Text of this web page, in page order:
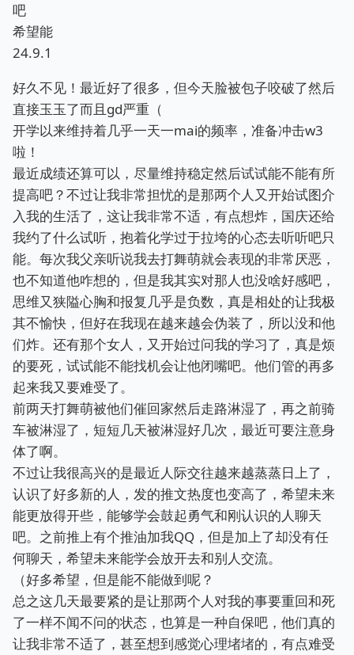
吧
希望能
24.9.1
好久不见！最近好了很多，但今天脸被包子咬破了然后
直接玉玉了而且gd严重（
开学以来维持着几乎一天一mai的频率，准备冲击w3
啦！
最近成绩还算可以，尽量维持稳定然后试试能不能有所
提高吧？不过让我非常担忧的是那两个人又开始试图介
入我的生活了，这让我非常不适，有点想炸，国庆还给
我约了什么试听，抱着化学过于拉垮的心态去听听吧只
能。每次我父亲听说我去打舞萌就会表现的非常厌恶，
也不知道他咋想的，但是我其实对那人也没啥好感吧，
思维又狭隘心胸和报复几乎是负数，真是相处的让我极
其不愉快，但好在我现在越来越会伪装了，所以没和他
们炸。还有那个女人，又开始过问我的学习了，真是烦
的要死，试试能不能找机会让他闭嘴吧。他们管的再多
起来我又要难受了。
前两天打舞萌被他们催回家然后走路淋湿了，再之前骑
车被淋湿了，短短几天被淋湿好几次，最近可要注意身
体了啊。
不过让我很高兴的是最近人际交往越来越蒸蒸日上了，
认识了好多新的人，发的推文热度也变高了，希望未来
能更放得开些，能够学会鼓起勇气和刚认识的人聊天
吧。之前推上有个推油加我QQ，但是加上了却没有任
何聊天，希望未来能学会放开去和别人交流。
（好多希望，但是能不能做到呢？
总之这几天最要紧的是让那两个人对我的事要重回和死
了一样不闻不问的状态，也算是一种自保吧，他们真的
让我非常不适了，甚至想到感觉心理堵堵的，有点难受